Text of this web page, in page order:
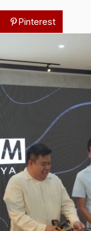
Pinterest